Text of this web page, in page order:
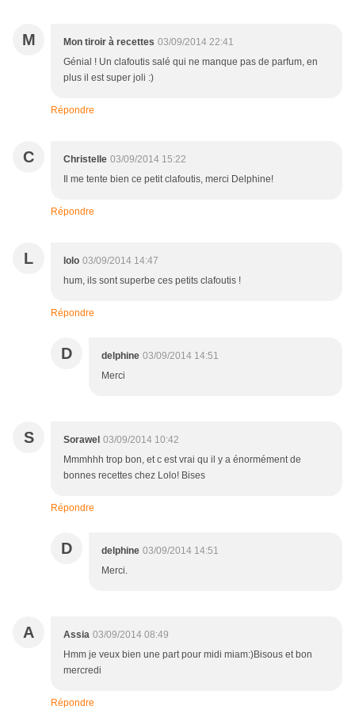
M Mon tiroir à recettes 03/09/2014 22:41
Génial ! Un clafoutis salé qui ne manque pas de parfum, en
plus il est super joli :)
Répondre
C Christelle 03/09/2014 15:22
Il me tente bien ce petit clafoutis, merci Delphine!
Répondre
L lolo 03/09/2014 14:47
hum, ils sont superbe ces petits clafoutis !
Répondre
D delphine 03/09/2014 14:51
Merci
S Sorawel 03/09/2014 10:42
Mmmhhh trop bon, et c est vrai qu il y a énormément de
bonnes recettes chez Lolo! Bises
Répondre
D delphine 03/09/2014 14:51
Merci.
A Assia 03/09/2014 08:49
Hmm je veux bien une part pour midi miam:)Bisous et bon
mercredi
Répondre